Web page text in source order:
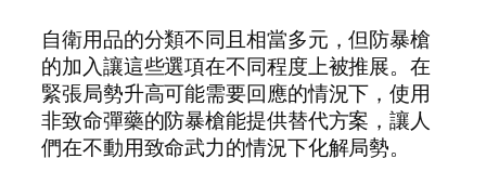
自衛用品的分類不同且相當多元，但防暴槍
的加入讓這些選項在不同程度上被推展。在
緊張局勢升高可能需要回應的情況下，使用
非致命彈藥的防暴槍能提供替代方案，讓人
們在不動用致命武力的情況下化解局勢。